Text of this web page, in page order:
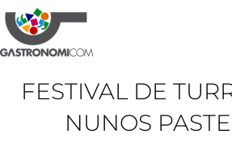
FESTIVAL DE
NUNOS